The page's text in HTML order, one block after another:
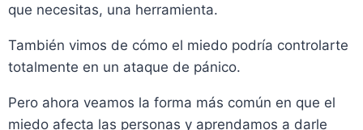
que necesitas, una herramienta.
También vimos de cómo el miedo podría controlarte
totalmente en un ataque de pánico.
Pero ahora veamos la forma más común en que el
miedo afecta las personas y aprendamos a darle